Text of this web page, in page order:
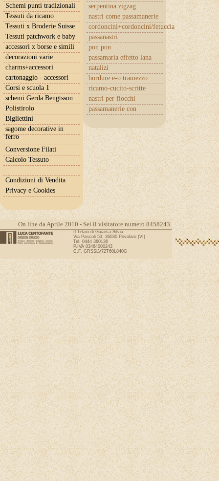
serpentina zigzag
nastri come passamanerie
cordoncini+cordoncini/fetuccia
passanastri
pon pon
passamaria effetto lana
natalizi
bordure e-o tramezzo
ricamo-cucito-scritte
nastri per fiocchi
passamanerie con
cuoricini
Schemi punti tradizionali
Tessuti da ricamo
Tessuti x Broderie Suisse
Tessuti patchwork e baby
accessori x borse e simili
decorazioni varie
charms+accessori
cartonaggio - accessori
Corsi e scuola 1
schemi Gerda Bengtsson
Polistirolo
Bigliettini
sagome decorative in
ferro
Conversione Filati
Calcolo Tessuto
Condizioni di Vendita
Privacy e Cookies
On line da Aprile 2010 - Sei il visitatore numero 8458243
Il Telaio di Gaiarsa Silvia
Via Pascoli 53, 36030 Povolaro (VI)
Tel: 0444 360136
P.IVA 03464000243
C.F. GRSSLV72T60L840G